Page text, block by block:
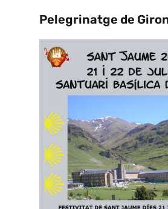
Pelegrinatge de